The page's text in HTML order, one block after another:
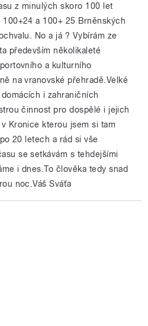
z minulých skoro 100 let
100+24 a 100+ 25 Brněnských
No a já ? Vybírám ze
především několikaleté
a kulturního
na vranovské přehradě.Velké
i zahraničních
činnost pro dospělé i jejich
Kronice kterou jsem si tam
20 letech a rád si vše
se setkávám s tehdejšími
i dnes.To člověka tedy snad
noc.Váš Sváťa